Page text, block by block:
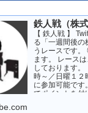
鉄人戦（株
【 鉄人戦 】
る「一週間後の
うレースです。
ます。 レース
しております
時～／日曜１２
に参加可能です
でポイントを付